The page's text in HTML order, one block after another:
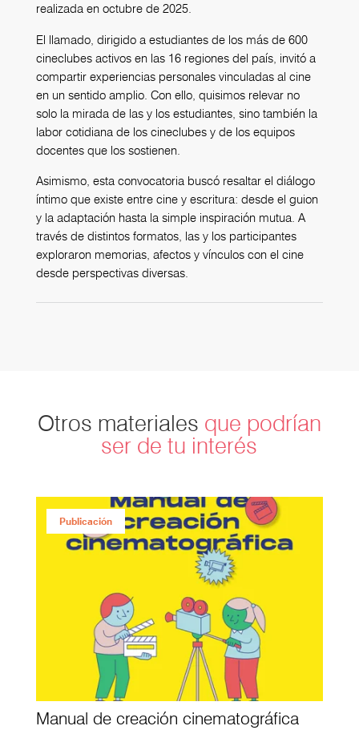
realizada en octubre de 2025.
El llamado, dirigido a estudiantes de los más de 600
cineclubes activos en las 16 regiones del país, invitó a
compartir experiencias personales vinculadas al cine
en un sentido amplio. Con ello, quisimos relevar no
solo la mirada de las y los estudiantes, sino también la
labor cotidiana de los cineclubes y de los equipos
docentes que los sostienen.
Asimismo, esta convocatoria buscó resaltar el diálogo
íntimo que existe entre cine y escritura: desde el guion
y la adaptación hasta la simple inspiración mutua. A
través de distintos formatos, las y los participantes
exploraron memorias, afectos y vínculos con el cine
desde perspectivas diversas.
Otros materiales que podrían
ser de tu interés
Publicación
Manual de creación cinematográfica